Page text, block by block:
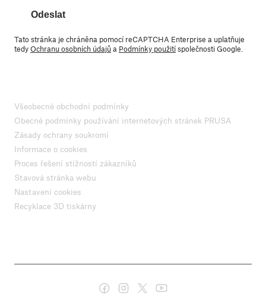
Odeslat
Tato stránka je chráněna pomocí reCAPTCHA Enterprise a uplatňuje
tedyOchranu osobních údajůa Podmínky použitíspolečnosti Google.
Všeobecné obchodní podmínky
Obecné podmínky používání internetových stránek PRUSA
Zásady ochrany soukromí
Informace o cookies
Proces řešení stížností zákazníků
Stavová stránka webu
Nastavení cookies
Recyklace 3D tiskárny